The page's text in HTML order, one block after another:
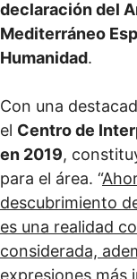
declaración del
Mediterráneo
Humanidad.
Con una
el Centro de
en 2019,
para el área. “
descubrimiento
es una realidad
considerada,
expresiones más